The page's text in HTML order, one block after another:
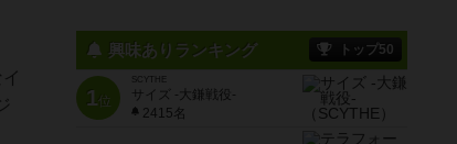
興味ありランキング トップ50
1位
SCYTHE
サイズ -大鎌戦役-
2415名